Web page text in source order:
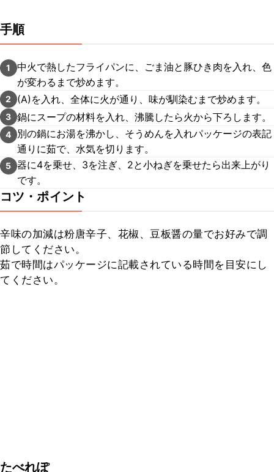
手順
1
中火で熱したフライパンに、ごま油と豚ひき肉を入れ、色
が変わるまで炒めます。
2 (A)を入れ、全体に火が通り、味が馴染むまで炒めます。
3 鍋にスープの材料を入れ、沸騰したら火から下ろします。
4
別の鍋にお湯を沸かし、そうめんを入れパッケージの表記
通りに茹で、水気を切ります。
5 器に4を乗せ、3を注ぎ、2と小ねぎを乗せたら出来上がり
です。
コツ・ポイント
辛味の加減は粉唐辛子、花椒、豆板醤の量でお好みで調
節してください。
茹で時間はパッケージに記載されている時間を目安にし
てください。
たべれぽ